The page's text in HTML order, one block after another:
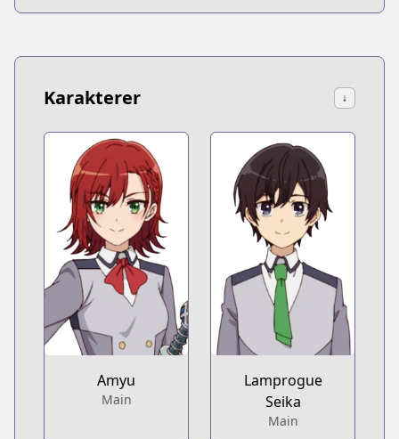
Karakterer ↓
Amyu
Main
Lamprogue
Seika
Main